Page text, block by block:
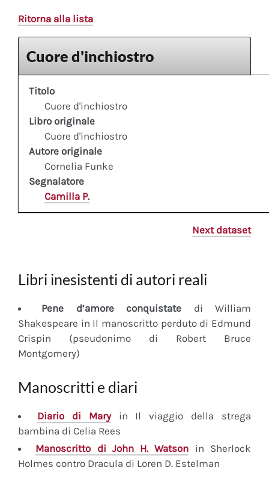
Ritorna alla lista
Cuore d'inchiostro
Titolo
Cuore d'inchiostro
Libro originale
Cuore d'inchiostro
Autore originale
Cornelia Funke
Segnalatore
Camilla P.
Next dataset
Libri inesistenti di autori reali
Pene d’amore conquistate di William
Shakespeare in Il manoscritto perduto di Edmund
Crispin (pseudonimo di Robert Bruce
Montgomery)
Manoscritti e diari
Diariodi Maryin Il viaggio della strega
bambina di Celia Rees
Manoscritto di John H. Watson in Sherlock
Holmes contro Dracula di Loren D. Estelman